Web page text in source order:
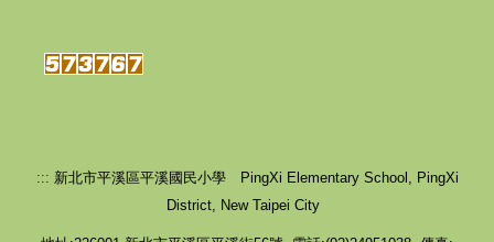
::: 新北市平溪區平溪國民小學 PingXi Elementary School, PingXi
District, New Taipei City